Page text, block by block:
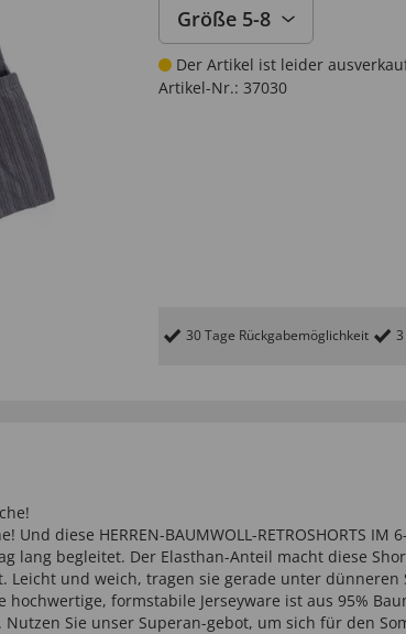
Größe 5-8
Der Artikel ist leider
Artikel-Nr.: 37030
30 Tage Rückgabemöglichkeit
diese HERREN-BAUMWOLL-RETROSHORTS
lang begleitet. Der Elasthan-Anteil macht diese
Leicht und weich, tragen sie gerade unter
formstabile Jerseyware ist aus 95%
Sie unser Superan-gebot, um sich für den